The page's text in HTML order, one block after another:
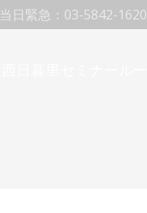
当日緊急：03-5842-1620